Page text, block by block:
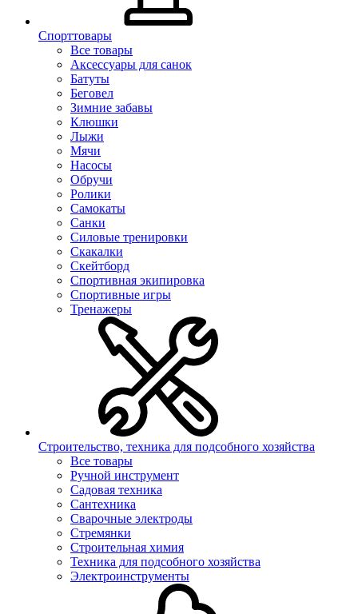
Спорттовары
Все товары
Аксессуары для санок
Батуты
Беговел
Зимние забавы
Клюшки
Лыжи
Мячи
Насосы
Обручи
Ролики
Самокаты
Санки
Силовые тренировки
Скакалки
Скейтборд
Спортивная экипировка
Спортивные игры
Тренажеры
Строительство, техника для подсобного хозяйства
Все товары
Ручной инструмент
Садовая техника
Сантехника
Сварочные электроды
Стремянки
Строительная химия
Техника для подсобного хозяйства
Электроинструменты